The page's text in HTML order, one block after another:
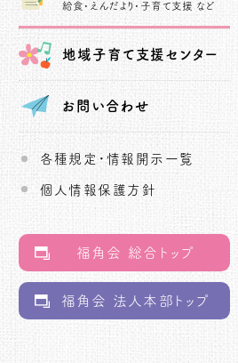
給食・えんだより・子育て支援 など
地域子育て支援センター
お問い合わせ
各種規定・情報開示一覧
個人情報保護方針
福角会 総合トップ
福角会 法人本部トップ